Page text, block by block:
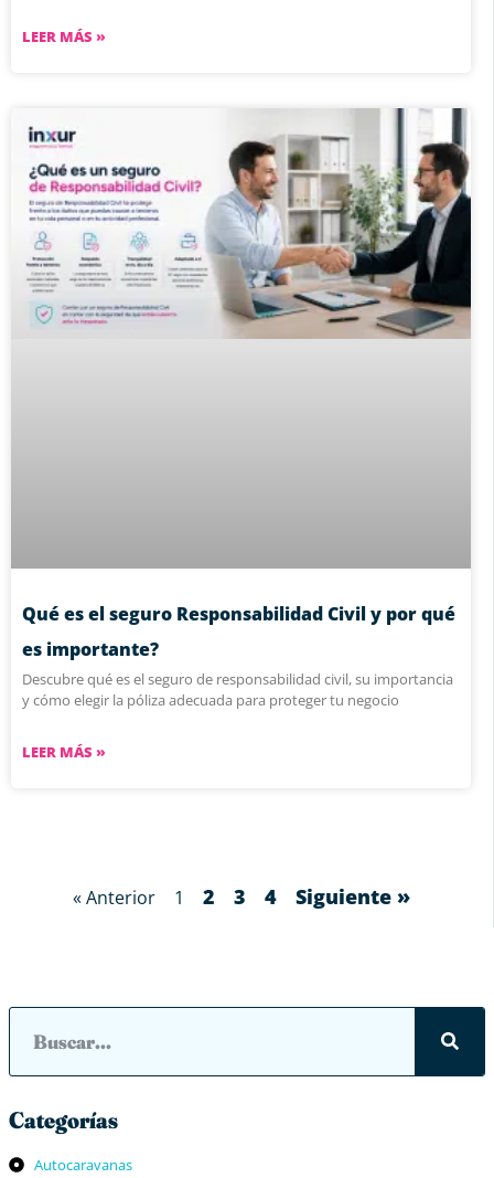
LEER MÁS »
Qué es el seguro Responsabilidad Civil y por qué
es importante?
Descubre qué es el seguro de responsabilidad civil, su importancia
y cómo elegir la póliza adecuada para proteger tu negocio
LEER MÁS »
« Anterior 1 2 3 4 Siguiente »
Categorías
Autocaravanas